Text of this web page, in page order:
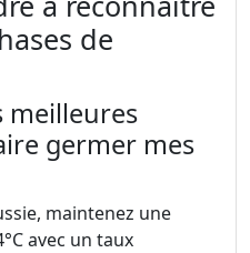
de
meilleures
germer mes
maintenez une
avec un taux